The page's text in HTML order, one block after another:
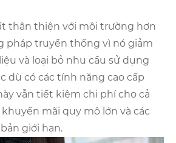
thân thiện với môi trường hơn
pháp truyền thống vì nó giảm
và loại bỏ nhu cầu sử dụng
dù có các tính năng cao cấp
vẫn tiết kiệm chi phí cho cả
mãi quy mô lớn và các
giới hạn.